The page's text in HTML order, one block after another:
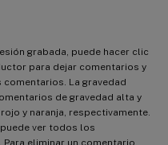
grabada, puede hacer clic
para dejar comentarios y
La gravedad
de gravedad alta y
y naranja, respectivamente.
ver todos los
eliminar un comentario,